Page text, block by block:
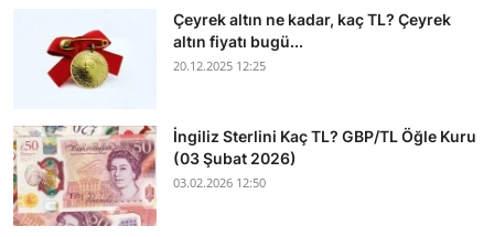
Çeyrek altın ne kadar, kaç TL? Çeyrek
altın fiyatı bugü...
20.12.2025 12:25
İngiliz Sterlini Kaç TL? GBP/TL Öğle Kuru
(03 Şubat 2026)
03.02.2026 12:50